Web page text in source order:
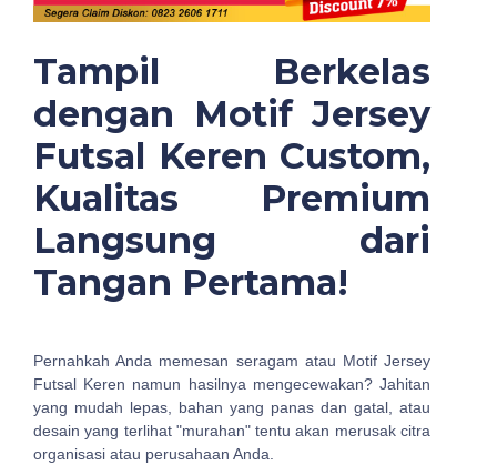
Tampil Berkelas
dengan Motif Jersey
Futsal Keren Custom,
Kualitas Premium
Langsung dari
Tangan Pertama!
Pernahkah Anda memesan seragam atau Motif Jersey
Futsal Keren namun hasilnya mengecewakan? Jahitan
yang mudah lepas, bahan yang panas dan gatal, atau
desain yang terlihat "murahan" tentu akan merusak citra
organisasi atau perusahaan Anda.